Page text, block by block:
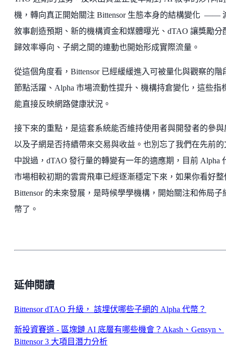
機，轉向真正開始關注 Bittensor 生態本身的結構變化 ——
敘事創造預期、新的機構資金和媒體曝光、dTAO 讓獎勵分
歸效率導向、子網之間的連動也開始形成實際流量。
從這個角度看，Bittensor 已經緩緩進入可被量化與觀察的階
節點活躍、Alpha 市場流動性提升、機構持倉變化，這些指
能直接反映網路健康狀況。
接下來的重點，是這套系統能否維持使用者與開發者的參與
以及子網是否持續帶來交易與收益。也別忘了我們在先前的
中說過，dTAO 發行量的轉變有一年的適應期，目前 Alpha
市場相較初期的雲霄飛車已經逐漸穩定下來，如果你看好整
Bittensor 的未來發展，是時候學學機構，開始關注和佈局子
幣了。
延伸閱讀
Bittensor dTAO 升級， 該埋伏哪些子網的 Alpha 代幣？
新投資賽道 - 區塊鏈 AI 底層有哪些機會？Akash、Gensyn、
Bittensor 3 大項目潛力分析